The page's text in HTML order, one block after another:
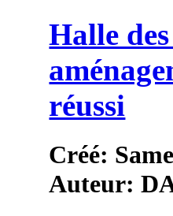
Halle
réussi
Créé:
Auteur: